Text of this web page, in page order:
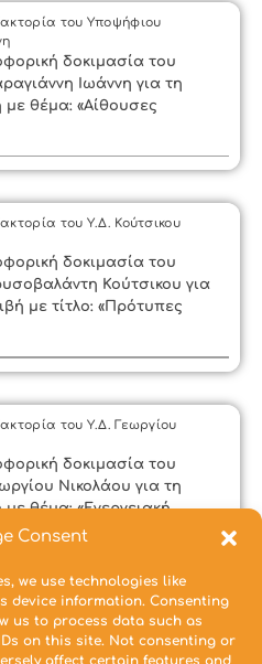
Consent
we use technologies like
device information. Consenting
us to process data such as
on this site. Not consenting or
affect certain features and
του Υποψήφιου
δοκιμασία του
Ιωάννη για τη
με θέμα: «Αίθουσες
του Υ.Δ. Κούτσικου
δοκιμασία του
Κούτσικου για
με τίτλο: «Πρότυπες
του Υ.Δ. Γεωργίου
δοκιμασία του
Νικολάου για τη
με θέμα: «Ενεργειακή
της Υ.Δ. Φραγγεδάκη